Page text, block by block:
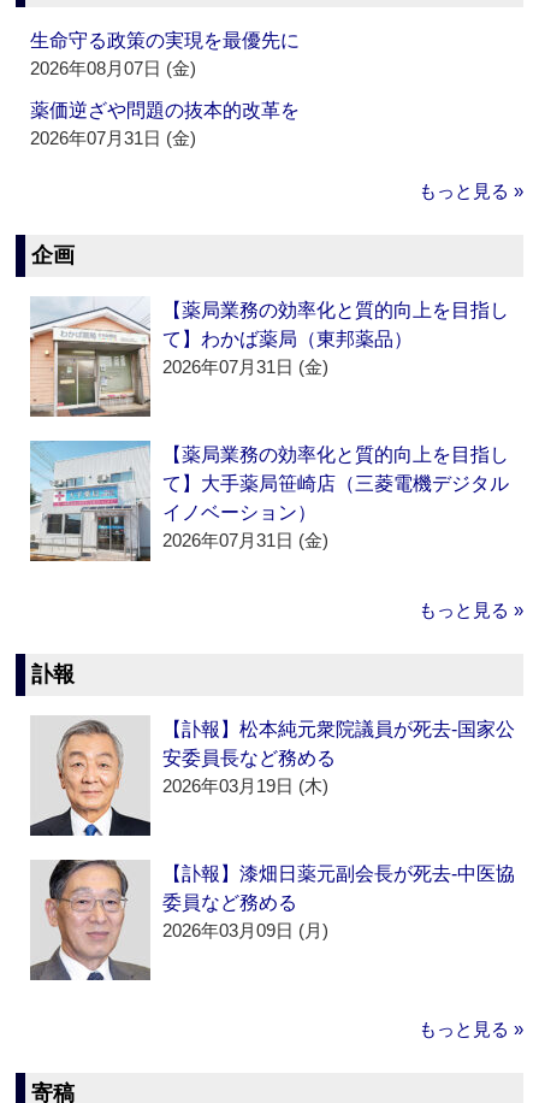
生命守る政策の実現を最優先に
2026年08月07日 (金)
薬価逆ざや問題の抜本的改革を
2026年07月31日 (金)
もっと見る »
企画
【薬局業務の効率化と質的向上を目指し
て】わかば薬局（東邦薬品）
2026年07月31日 (金)
【薬局業務の効率化と質的向上を目指し
て】大手薬局笹崎店（三菱電機デジタル
イノベーション）
2026年07月31日 (金)
もっと見る »
訃報
【訃報】松本純元衆院議員が死去‐国家公
安委員長など務める
2026年03月19日 (木)
【訃報】漆畑日薬元副会長が死去‐中医協
委員など務める
2026年03月09日 (月)
もっと見る »
寄稿